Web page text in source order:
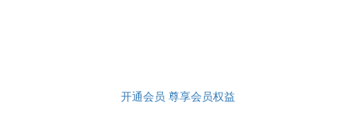
开通会员 尊享会员权益